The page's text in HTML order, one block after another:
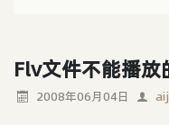
Flv文件不能播放
2008年06月04日